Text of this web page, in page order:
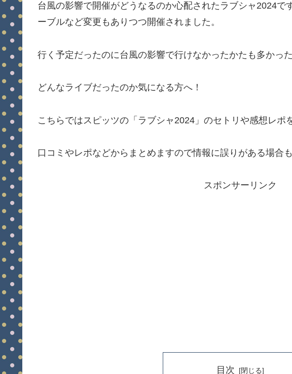
台風の影響で開催がどうなるのか心配されたラブシャ2024で
ーブルなど変更もありつつ開催されました。
行く予定だったのに台風の影響で行けなかったかたも多かっ
どんなライブだったのか気になる方へ！
こちらではスピッツの「ラブシャ2024」のセトリや感想レポ
口コミやレポなどからまとめますので情報に誤りがある場合
スポンサーリンク
目次